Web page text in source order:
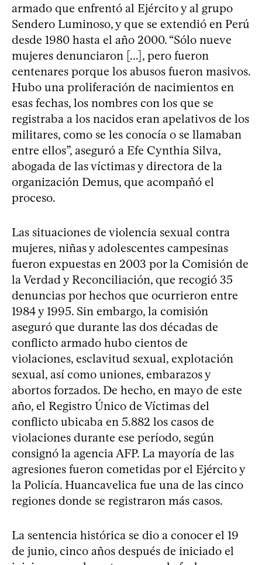
armado que enfrentó al Ejército y al grupo
Sendero Luminoso, y que se extendió en Perú
desde 1980 hasta el año 2000. “Sólo nueve
mujeres denunciaron [...], pero fueron
centenares porque los abusos fueron masivos.
Hubo una proliferación de nacimientos en
esas fechas, los nombres con los que se
registraba a los nacidos eran apelativos de los
militares, como se les conocía o se llamaban
entre ellos”, aseguró a Efe Cynthia Silva,
abogada de las víctimas y directora de la
organización Demus, que acompañó el
proceso.
Las situaciones de violencia sexual contra
mujeres, niñas y adolescentes campesinas
fueron expuestas en 2003 por la Comisión de
la Verdad y Reconciliación, que recogió 35
denuncias por hechos que ocurrieron entre
1984 y 1995. Sin embargo, la comisión
aseguró que durante las dos décadas de
conflicto armado hubo cientos de
violaciones, esclavitud sexual, explotación
sexual, así como uniones, embarazos y
abortos forzados. De hecho, en mayo de este
año, el Registro Único de Víctimas del
conflicto ubicaba en 5.882 los casos de
violaciones durante ese período, según
consignó la agencia AFP. La mayoría de las
agresiones fueron cometidas por el Ejército y
la Policía. Huancavelica fue una de las cinco
regiones donde se registraron más casos.
La sentencia histórica se dio a conocer el 19
de junio, cinco años después de iniciado el